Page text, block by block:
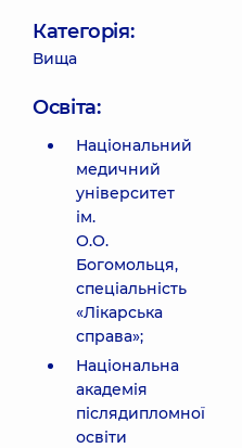
Категорія:
Вища
Освіта:
Національний
медичний
університет
ім.
О.О.
Богомольця,
спеціальність
«Лікарська
справа»;
Національна
академія
післядипломної
освіти